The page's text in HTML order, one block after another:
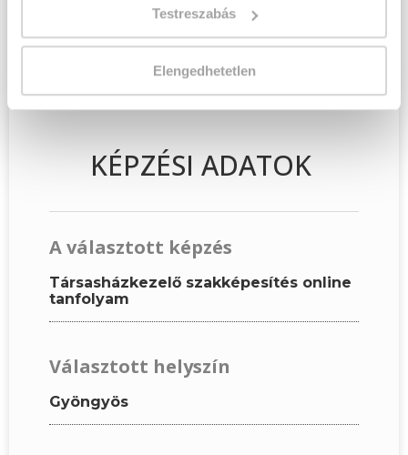
Testreszabás
Elengedhetetlen
Kérjük, hogy a személyi
igazolványban szereplő
adatok alapján töltsd ki az
űrlapot!
KÉPZÉSI ADATOK
A választott képzés
Társasházkezelő szakképesítés online
tanfolyam
Választott helyszín
Gyöngyös